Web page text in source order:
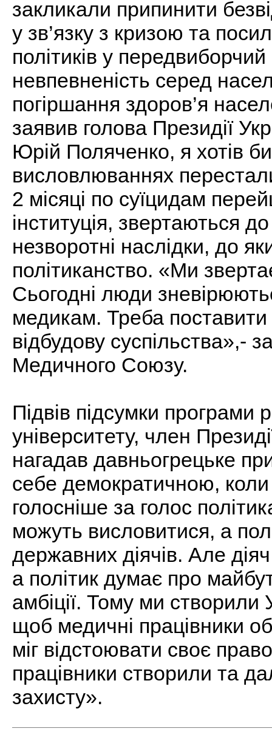
закликали припинити
у зв’язку з кризою та
політиків у
невпевненість серед
погіршання здоров’я
заявив голова Президії
Юрій Поляченко, я хотів
висловлюваннях
2 місяці по суїцидам
інституція, звертаються
незворотні наслідки, до
політиканство. «Ми
Сьогодні люди
медикам. Треба поставити
відбудову суспільства»,-
Медичного Союзу.
Підвів підсумки програми
університету, член
нагадав давньогрецьке
себе демократичною,
голосніше за голос
можуть висловитися, а
державних діячів. Але
а політик думає про
амбіції. Тому ми
щоб медичні працівники
міг відстоювати своє
працівники створили та
захисту».